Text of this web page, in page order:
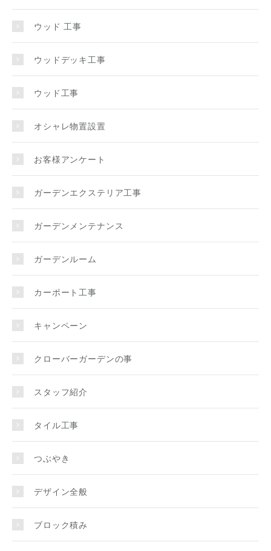
ウッド 工事
ウッドデッキ工事
ウッド工事
オシャレ物置設置
お客様アンケート
ガーデンエクステリア工事
ガーデンメンテナンス
ガーデンルーム
カーポート工事
キャンペーン
クローバーガーデンの事
スタッフ紹介
タイル工事
つぶやき
デザイン全般
ブロック積み